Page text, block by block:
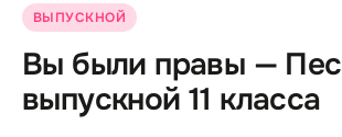
ВЫПУСКНОЙ
Вы были правы —
выпускной 11 класса